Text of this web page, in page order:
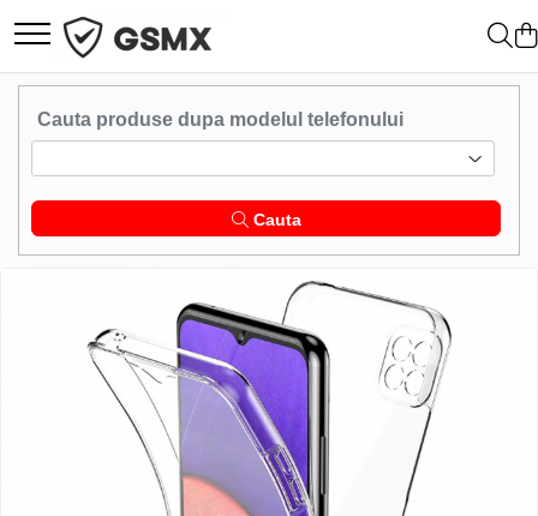
Toate Produsele
Folii de protectie
Folii Iphone
Folii Xiaomi
Folii Oppo
Folii OnePlus
Cauta produse dupa modelul telefonului
Cauta